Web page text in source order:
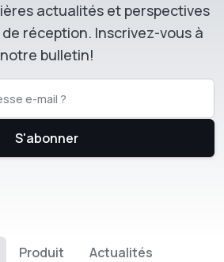
actualités et perspectives
réception. Inscrivez-vous à
notre bulletin!
S'abonner
Produit
Actualités